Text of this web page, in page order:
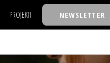
PROJEKTI NEWSLETTER
NAJKOLEGA
30 ISPOD 30